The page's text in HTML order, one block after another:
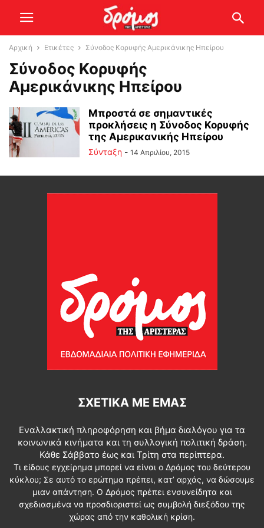
Αρχική Ετικέτες Σύνοδος Κορυφής Αμερικάνικης Ηπείρου
Σύνοδος Κορυφής
Αμερικάνικης Ηπείρου
Μπροστά σε σημαντικές
προκλήσεις η Σύνοδος Κορυφής
της Αμερικανικής Ηπείρου
Σύνταξη - 14 Απριλίου, 2015
ΣΧΕΤΙΚΆ ΜΕ ΕΜΆΣ
Εναλλακτική πληροφόρηση και βήμα διαλόγου για τα
κοινωνικά κινήματα και τη συλλογική πολιτική δράση.
Κάθε Σάββατο έως και Τρίτη στα περίπτερα.
Τι είδους εγχείρημα μπορεί να είναι ο Δρόμος του δεύτερου
κύκλου; Σε αυτό το ερώτημα πρέπει, κατ’ αρχάς, να δώσουμε
μιαν απάντηση. Ο Δρόμος πρέπει ενσυνείδητα και
σχεδιασμένα να προσδιοριστεί ως συμβολή διεξόδου της
χώρας από την καθολική κρίση.